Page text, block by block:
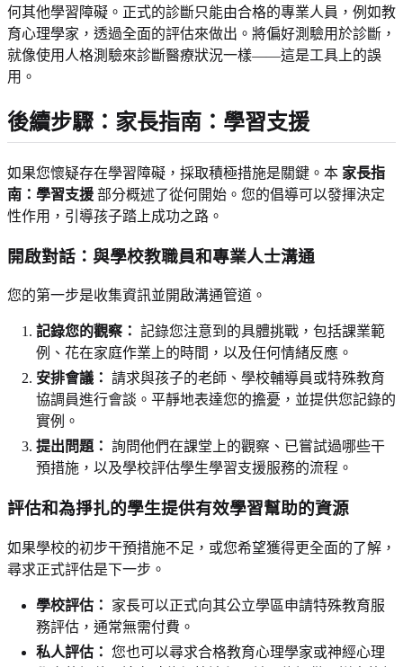
何其他學習障礙。正式的診斷只能由合格的專業人員，例如教
育心理學家，透過全面的評估來做出。將偏好測驗用於診斷，
就像使用人格測驗來診斷醫療狀況一樣——這是工具上的誤
用。
後續步驟：家長指南：學習支援
如果您懷疑存在學習障礙，採取積極措施是關鍵。本 家長指
南：學習支援 部分概述了從何開始。您的倡導可以發揮決定
性作用，引導孩子踏上成功之路。
開啟對話：與學校教職員和專業人士溝通
您的第一步是收集資訊並開啟溝通管道。
記錄您的觀察： 記錄您注意到的具體挑戰，包括課業範
例、花在家庭作業上的時間，以及任何情緒反應。
安排會議： 請求與孩子的老師、學校輔導員或特殊教育
協調員進行會談。平靜地表達您的擔憂，並提供您記錄的
實例。
提出問題： 詢問他們在課堂上的觀察、已嘗試過哪些干
預措施，以及學校評估學生學習支援服務的流程。
評估和為掙扎的學生提供有效學習幫助的資源
如果學校的初步干預措施不足，或您希望獲得更全面的了解，
尋求正式評估是下一步。
學校評估：
家長可以正式向其公立學區申請特殊教育服
務評估，通常無需付費。
私人評估： 您也可以尋求合格教育心理學家或神經心理